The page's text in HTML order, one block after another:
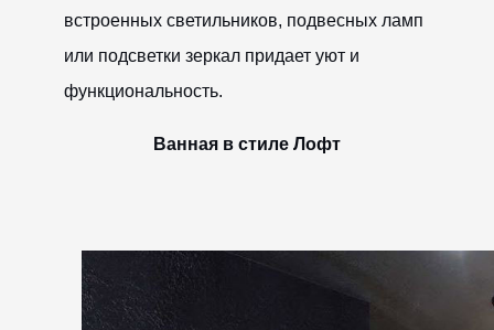
встроенных светильников, подвесных ламп
или подсветки зеркал придает уют и
функциональность.
Ванная в стиле Лофт